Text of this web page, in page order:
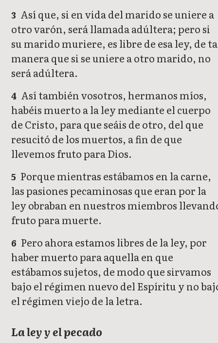
3 Así que, si en vida del marido se uniere a
otro varón, será llamada adúltera; pero si
su marido muriere, es libre de esa ley, de
manera que si se uniere a otro marido, no
será adúltera.
4 Así también vosotros, hermanos míos,
habéis muerto a la ley mediante el cuerpo
de Cristo, para que seáis de otro, del que
resucitó de los muertos, a fin de que
llevemos fruto para Dios.
5 Porque mientras estábamos en la carne,
las pasiones pecaminosas que eran por la
ley obraban en nuestros miembros
fruto para muerte.
6 Pero ahora estamos libres de la ley, por
haber muerto para aquella en que
estábamos sujetos, de modo que sirvamos
bajo el régimen nuevo del Espíritu y no
el régimen viejo de la letra.
La ley y el pecado